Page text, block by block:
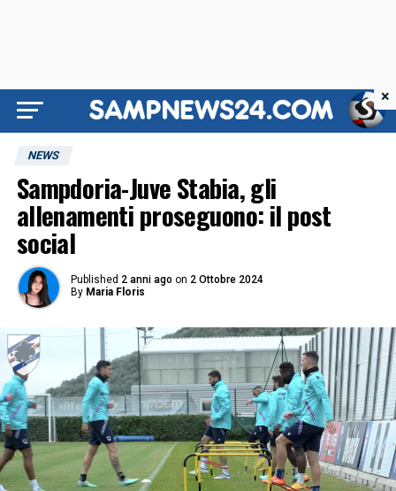
NEWS
Sampdoria-Juve Stabia, gli
allenamenti proseguono: il post
social
Published 2 anni ago on 2 Ottobre 2024
By Maria Floris
×